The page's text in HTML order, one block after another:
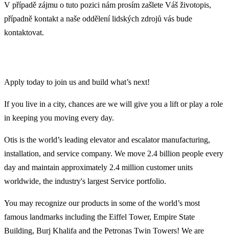
V případě zájmu o tuto pozici nám prosím zašlete Váš životopis,
případně kontakt a naše oddělení lidských zdrojů vás bude
kontaktovat.
Apply today to join us and build what’s next!
If you live in a city, chances are we will give you a lift or play a role
in keeping you moving every day.
Otis is the world’s leading elevator and escalator manufacturing,
installation, and service company. We move 2.4 billion people every
day and maintain approximately 2.4 million customer units
worldwide, the industry's largest Service portfolio.
You may recognize our products in some of the world’s most
famous landmarks including the Eiffel Tower, Empire State
Building, Burj Khalifa and the Petronas Twin Towers! We are